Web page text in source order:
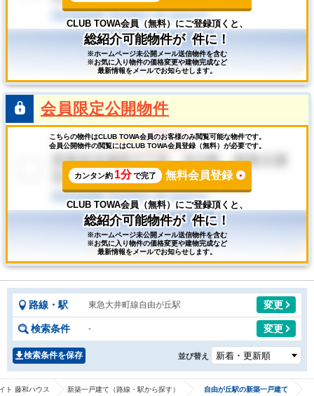
CLUB TOWA会員（無料）にご登録頂くと、
総紹介可能物件が 件に！
※ホームページ未公開メール送信物件を含む
※お気に入り物件の価格変更や建物完成など
最新情報をメールでお知らせします。
会員限定公開物件
こちらの物件はCLUB TOWA会員のお客様のみ閲覧可能な物件です。
会員公開物件の閲覧にはCLUB TOWA会員登録（無料）が必要です。
カンタン約 1分で完了 無料会員登録
CLUB TOWA会員（無料）にご登録頂くと、
総紹介可能物件が 件に！
※ホームページ未公開メール送信物件を含む
※お気に入り物件の価格変更や建物完成など
最新情報をメールでお知らせします。
路線・駅 東急大井町線自由が丘駅 変更
検索条件 - 変更
検索条件を保存 並び替え
ト 藤和ハウス 新築一戸建て（路線・駅から探す） 自由が丘駅の新築一戸建て